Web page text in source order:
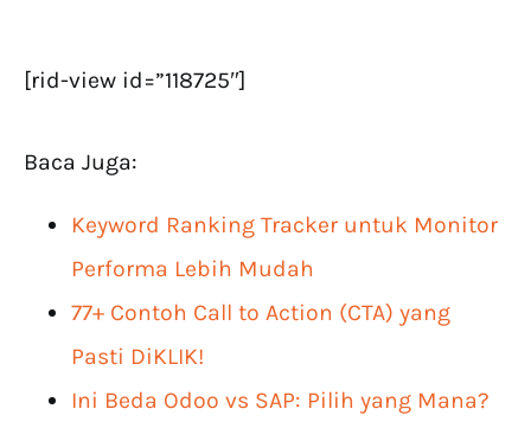
[rid-view id=”118725″]
Baca Juga:
Keyword Ranking Tracker untuk Monitor
Performa Lebih Mudah
77+ Contoh Call to Action (CTA) yang
Pasti DiKLIK!
Ini Beda Odoo vs SAP: Pilih yang Mana?